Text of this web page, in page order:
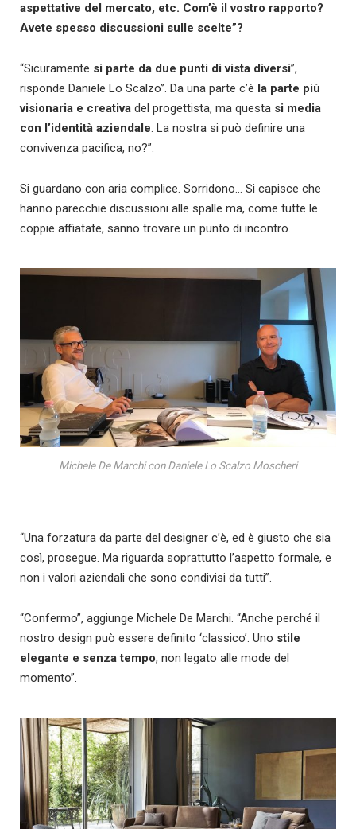
aspettative del mercato, etc. Com’è il vostro rapporto?
Avete spesso discussioni sulle scelte”?
“Sicuramente si parte da due punti di vista diversi”,
risponde Daniele Lo Scalzo”. Da una parte c’è la parte più
visionaria e creativa del progettista, ma questa si media
con l’identità aziendale. La nostra si può definire una
convivenza pacifica, no?”.
Si guardano con aria complice. Sorridono… Si capisce che
hanno parecchie discussioni alle spalle ma, come tutte le
coppie affiatate, sanno trovare un punto di incontro.
Michele De Marchi con Daniele Lo Scalzo Moscheri
“Una forzatura da parte del designer c’è, ed è giusto che sia
così, prosegue. Ma riguarda soprattutto l’aspetto formale, e
non i valori aziendali che sono condivisi da tutti”.
“Confermo”, aggiunge Michele De Marchi. “Anche perché il
nostro design può essere definito ‘classico’. Uno stile
elegante e senza tempo, non legato alle mode del
momento”.